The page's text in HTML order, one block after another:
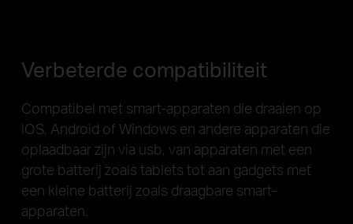
Verbeterde compatibiliteit
Compatibel met smart-apparaten die draaien op
iOS, Android of Windows en andere apparaten die
oplaadbaar zijn via usb, van apparaten met een
grote batterij zoals tablets tot aan gadgets met
een kleine batterij zoals draagbare smart-
apparaten.